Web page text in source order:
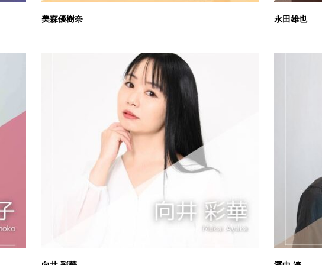
美森優樹奈 永田雄也